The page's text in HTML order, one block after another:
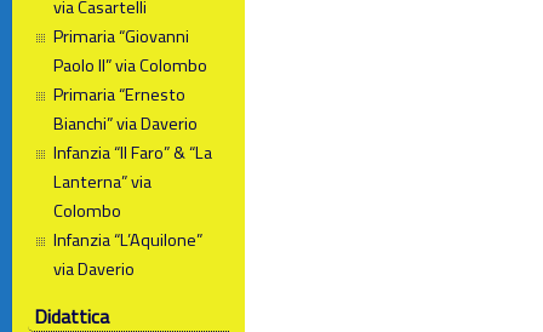
via Casartelli
Primaria “Giovanni
Paolo II” via Colombo
Primaria “Ernesto
Bianchi” via Daverio
Infanzia “Il Faro” & “La
Lanterna” via
Colombo
Infanzia “L’Aquilone”
via Daverio
Didattica